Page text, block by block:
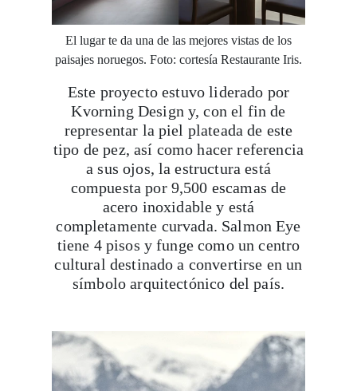
El lugar te da una de las mejores vistas de los
paisajes noruegos. Foto: cortesía Restaurante Iris.
Este proyecto estuvo liderado por
Kvorning Design y, con el fin de
representar la piel plateada de este
tipo de pez, así como hacer referencia
a sus ojos, la estructura está
compuesta por 9,500 escamas de
acero inoxidable y está
completamente curvada. Salmon Eye
tiene 4 pisos y funge como un centro
cultural destinado a convertirse en un
símbolo arquitectónico del país.